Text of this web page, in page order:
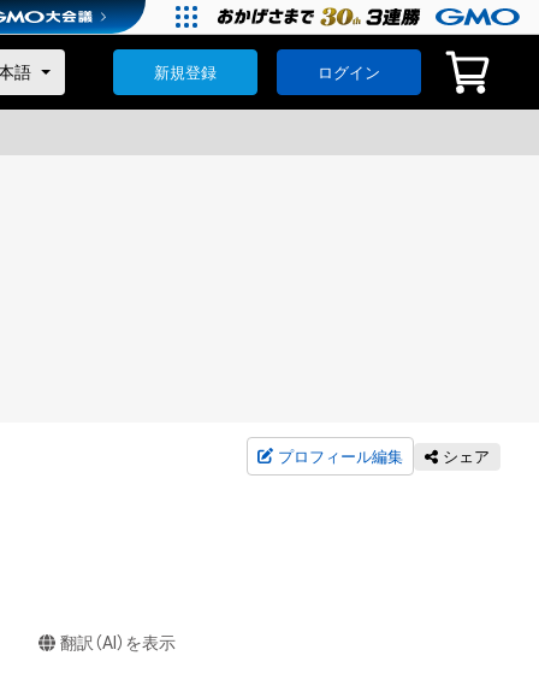
新規登録 ログイン
プロフィール編集 シェア
翻訳（AI）を表示